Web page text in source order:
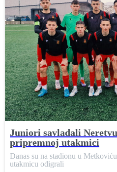
Juniori savladali
pripremnoj utakmici
Danas su na stadionu u
utakmicu odigrali